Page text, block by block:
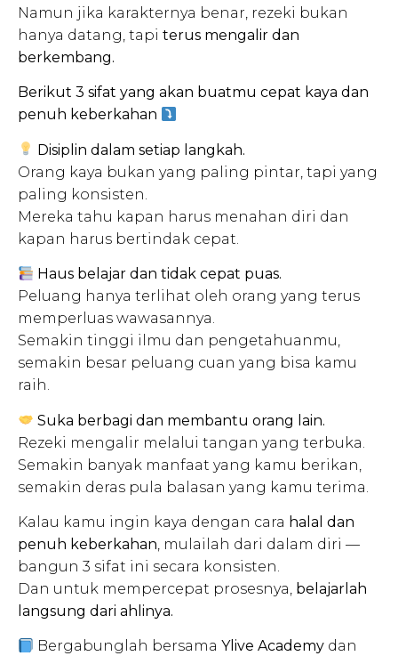
Namun jika karakternya benar, rezeki bukan
hanya datang, tapi terus mengalir dan
berkembang.
Berikut 3 sifat yang akan buatmu cepat kaya dan
penuh keberkahan
Disiplin dalam setiap langkah.
Orang kaya bukan yang paling pintar, tapi yang
paling konsisten.
Mereka tahu kapan harus menahan diri dan
kapan harus bertindak cepat.
Haus belajar dan tidak cepat puas.
Peluang hanya terlihat oleh orang yang terus
memperluas wawasannya.
Semakin tinggi ilmu dan pengetahuanmu,
semakin besar peluang cuan yang bisa kamu
raih.
Suka berbagi dan membantu orang lain.
Rezeki mengalir melalui tangan yang terbuka.
Semakin banyak manfaat yang kamu berikan,
semakin deras pula balasan yang kamu terima.
Kalau kamu ingin kaya dengan cara halal dan
penuh keberkahan, mulailah dari dalam diri —
bangun 3 sifat ini secara konsisten.
Dan untuk mempercepat prosesnya, belajarlah
langsung dari ahlinya.
Bergabunglah bersamaYlive Academy dan